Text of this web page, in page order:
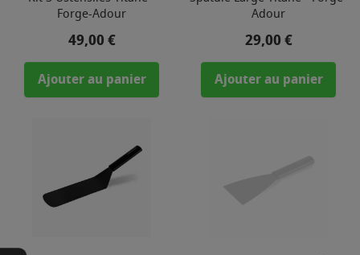
Forge-Adour
Prix
49,00 €
Ajouter au panier
Adour
Prix
29,00 €
Ajouter au panier